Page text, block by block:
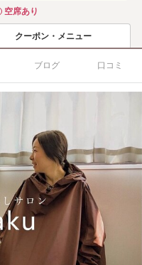
◯空席あり
クーポン・メニュー
ブログ 口コミ